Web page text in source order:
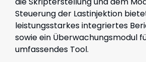
Steuerung der Lastinjektion
leistungsstarkes integriertes
sowie ein Überwachungsmodul
umfassendes Tool.